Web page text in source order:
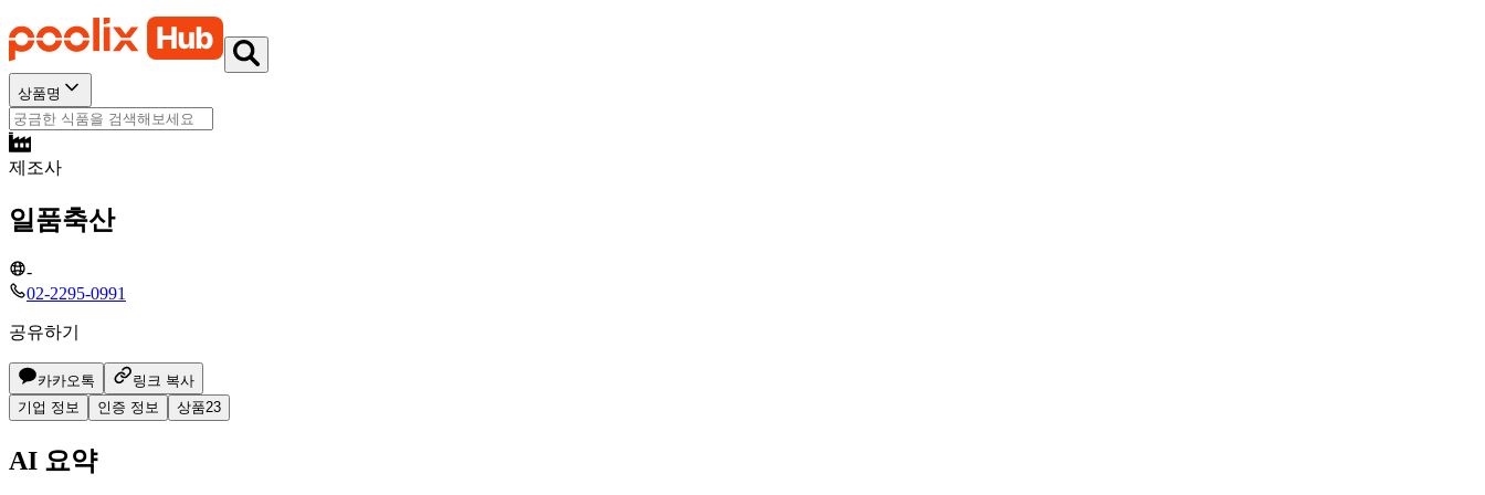
상품명
제조사
일품축산
-
02-2295-0991
공유하기
카카오톡
링크 복사
기업 정보
인증 정보 상품23
AI 요약